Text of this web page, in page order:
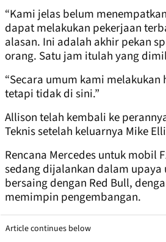
“Kami jelas belum
dapat melakukan pekerjaan
alasan. Ini adalah akhir pekan
orang. Satu jam itulah yang
“Secara umum kami melakukan
tetapi tidak di sini.”
Allison telah kembali ke
Teknis setelah keluarnya Mike
Rencana Mercedes untuk mobil
sedang dijalankan dalam upaya
bersaing dengan Red Bull,
memimpin pengembangan.
Article continues below